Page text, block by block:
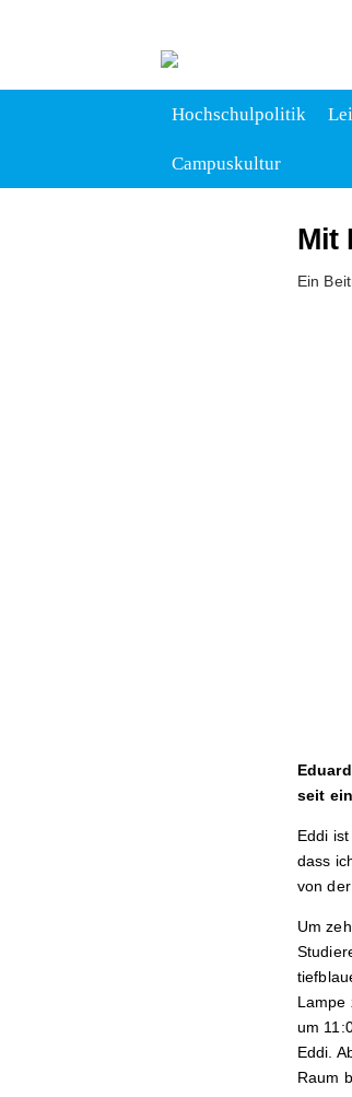
Hochschulpolitik
Campuskultur
Mit
Ein
seit
Eddi
dass
von
Um
Lampe
um
Eddi.
Raum